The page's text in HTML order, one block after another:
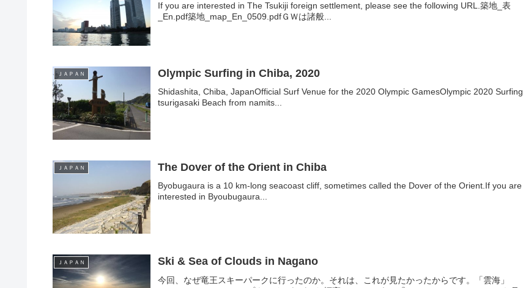
If you are interested in The Tsukiji foreign settlement, please see the following URL.築地_表
_En.pdf築地_map_En_0509.pdfＧＷは諸般...
ＪＡＰＡＮ Olympic Surfing in Chiba, 2020
Shidashita, Chiba, JapanOfficial Surf Venue for the 2020 Olympic GamesOlympic 2020 Surfing
tsurigasaki Beach from namits...
ＪＡＰＡＮ The Dover of the Orient in Chiba
Byobugaura is a 10 km-long seacoast cliff, sometimes called the Dover of the Orient.If you are
interested in Byoubugaura...
ＪＡＰＡＮ Ski & Sea of Clouds in Nagano
今回、なぜ竜王スキーパークに行ったのか。それは、これが見たかったからです。「雲海」